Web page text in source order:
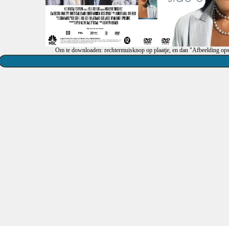
Om te downloaden: rechtermuisknop op plaatje, en dan "Afbeelding